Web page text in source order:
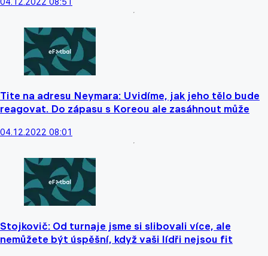
Tite na adresu Neymara: Uvidíme, jak jeho tělo bude
reagovat. Do zápasu s Koreou ale zasáhnout může
04.12.2022 08:01
Stojkovič: Od turnaje jsme si slibovali více, ale
nemůžete být úspěšní, když vaši lídři nejsou fit